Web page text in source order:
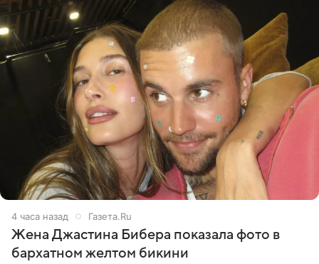
4 часа назад Газета.Ru
Жена Джастина Бибера показала фото в
бархатном желтом бикини